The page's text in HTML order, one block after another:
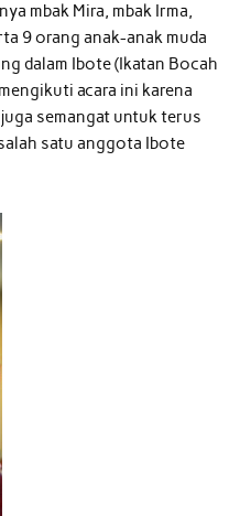
mbak Mira, mbak Irma,
9 orang anak-anak muda
dalam Ibote (Ikatan Bocah
acara ini karena
semangat untuk terus
satu anggota Ibote